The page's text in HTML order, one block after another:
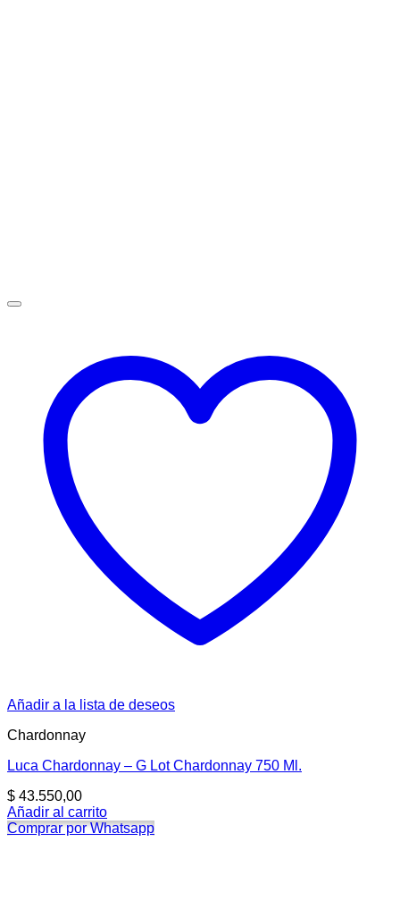
Añadir a la lista de deseos
Chardonnay
Luca Chardonnay – G Lot Chardonnay 750 Ml.
$ 43.550,00
Añadir al carrito
Comprar por Whatsapp